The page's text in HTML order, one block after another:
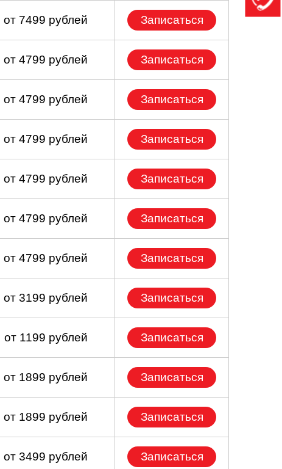
от 7499 рублей Записаться
от 4799 рублей Записаться
от 4799 рублей Записаться
от 4799 рублей Записаться
от 4799 рублей Записаться
от 4799 рублей Записаться
от 4799 рублей Записаться
от 3199 рублей Записаться
от 1199 рублей Записаться
от 1899 рублей Записаться
от 1899 рублей Записаться
от 3499 рублей Записаться